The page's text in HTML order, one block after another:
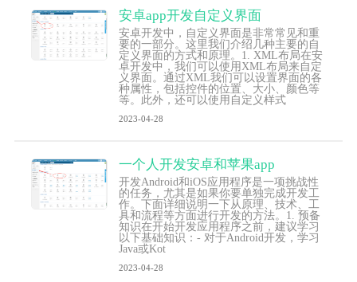
安卓app开发自定义界面
安卓开发中，自定义界面是非常常见和重
要的一部分。这里我们介绍几种主要的自
定义界面的方式和原理。1. XML布局在安
卓开发中，我们可以使用XML布局来自定
义界面。通过XML我们可以设置界面的各
种属性，包括控件的位置、大小、颜色等
等。此外，还可以使用自定义样式
2023-04-28
一个人开发安卓和苹果app
开发Android和iOS应用程序是一项挑战性
的任务，尤其是如果你要单独完成开发工
作。下面详细说明一下从原理、技术、工
具和流程等方面进行开发的方法。1. 预备
知识在开始开发应用程序之前，建议学习
以下基础知识：- 对于Android开发，学习
Java或Kot
2023-04-28